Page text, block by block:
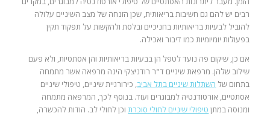
רבים יש להם גם חשיבות בריאותית, שכן הזנחה של מצב השיניים עלולה
להוביל לבעיות בריאותיות בחניכיים ובלסת ולהקשות על תפקוד תקין
בפעולות יומיומיות כמו דיבור ואכילה.
אם כן, שיקום פה נועד לטפל הן בבעיות בריאותיות והן אסתטיות, ולא פעם
שילוב שלהן. מרפאת שיניים ד"ר רודניצקי הינה מרפאה אשר מתמחה
בתחום של השתלות שיניים בתל אביב, כירורגיית שיניים, טיפולי שיניים
אסתטיים, אורטודנטיה למבוגרים ועוד. בנוסף לכך, המרפאה מתמחה
ומנוסה במתן טיפולי שיניים לחולי סוכרתוכן לחולי לב. הודות להכשרה,